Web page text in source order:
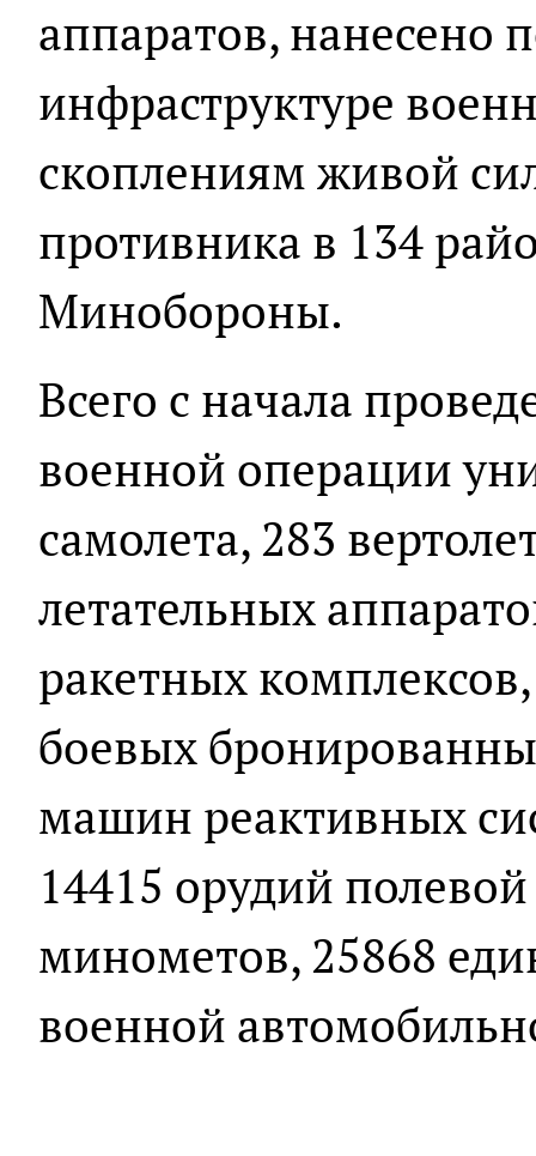
аппаратов, нанесено
инфраструктуре
скоплениям живой
противника в 134
Минобороны.
Всего с начала
военной операции
самолета, 283
летательных
ракетных
боевых
машин реактивных
14415 орудий
минометов, 25868
военной